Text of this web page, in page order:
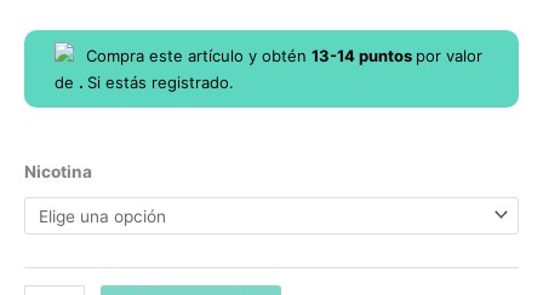
Compra este artículo y obtén 13-14puntos por valor
de . Si estás registrado.
Nicotina